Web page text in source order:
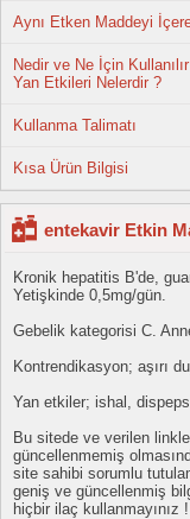
Aynı Etken Maddeyi
Nedir ve Ne İçin
Yan Etkileri Nelerdir ?
Kullanma Talimatı
Kısa Ürün Bilgisi
entekavir Etkin
Kronik hepatitis B'de,
Yetişkinde 0,5mg/gün.
Gebelik kategorisi C.
Kontrendikasyon; aşırı
Yan etkiler; ishal,
Bu sitede ve verilen
güncellenmemiş
site sahibi sorumlu
geniş ve güncellenmiş
hiçbir ilaç kullanmayınız !